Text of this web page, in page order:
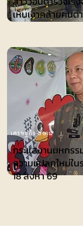
เห็นเงาคล้ายคนต
กระแสงานมหกร
ความแปลกใหม่ใน
18 สิงหา 69
เศรษฐกิจ-สังคม